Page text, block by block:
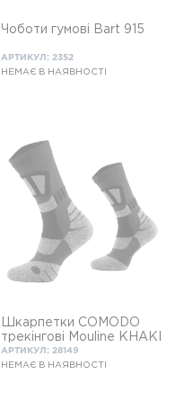
Чоботи гумові Bart 915
АРТИКУЛ: 2352
НЕМАЄ В НАЯВНОСТІ
Шкарпетки COMODO
трекінгові Mouline KHAKI
АРТИКУЛ: 28149
НЕМАЄ В НАЯВНОСТІ